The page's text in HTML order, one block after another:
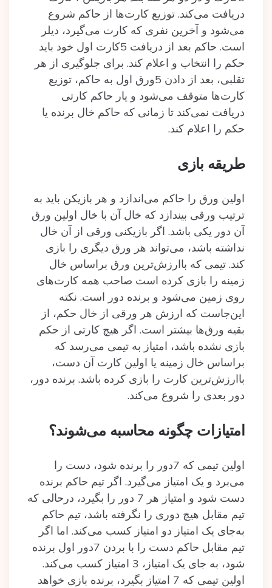
دریافت می‌کند. توزیع کارت‌ها از حاکم شروع
می‌شود و آخرین نفری که کارت می‌گیرد، دیلر
است. حاکم بعد از دریافت 5کارت اول خود باید
حکم را انتخاب و اعلام کند. برای جلوگیری از هر
تقلبی، بعد از دادن 5ورق اول به حاکم، توزیع
کارت‌ها متوقف می‌شود و یار حاکم کارتی
دریافت نمی‌کند تا زمانی که حاکم خال برنده یا
حکم را اعلام کند.
طریقه بازی
اولین ورق را حاکم می‌اندازد و هر بازیکن باید به‌
ترتیب ورقی بیندازد که خال آن با خال اولین ورق
آن دور یکی باشد. اگر بازیکنی ورقی از آن خال
نداشته باشد، می‌تواند هر ورق دیگری را بازی
کند. تیمی که باارزش‌ترین ورق براساس خال
زمینه را بازی کرده است صاحب همه کارت‌های
روی زمین می‌شود و برنده دور است. نکته
این‌جاست که ارزش هر ورقی از خال حکم، از
بقیه ورق‌ها بیشتر است. اگر هیچ کارتی از حکم
بازی نشده باشد، امتیاز به تیمی می‌رسد که
براساس خال زمینه یا اولین کارت آن دست،
باارزش‌ترین کارت را بازی کرده باشد. برنده دور،
دور بعدی را شروع می‌کند.
امتیازات چگونه محاسبه می‌شوند؟
اولین تیمی که 7دور را برنده شود، دست را
می‌برد و یک امتیاز می‌گیرد. اگر تیم حاکم برنده
دست شود و امتیاز هر 7 دور را بگیرد، درحالی‌ که
تیم مقابل هیچ دوری را نگرفته باشد، تیم حاکم
به‌جای یک امتیاز دو امتیاز کسب می‌کند. اما اگر
تیم مقابل حاکم دست را با بردن 7دور اول برنده
شود، به جای یک امتیاز، 3 امتیاز کسب می‌کند.
اولین تیمی که 7 امتیاز بگیرد، برنده بازی خواهد